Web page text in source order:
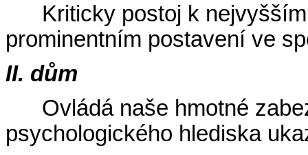
Kriticky postoj k
prominentním postavení ve
II. dům
Ovládá naše hmotné
psychologického hlediska